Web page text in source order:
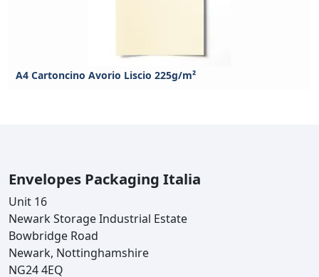
A4 Cartoncino Avorio Liscio 225g/m²
Envelopes Packaging Italia
Unit 16
Newark Storage Industrial Estate
Bowbridge Road
Newark, Nottinghamshire
NG24 4EQ